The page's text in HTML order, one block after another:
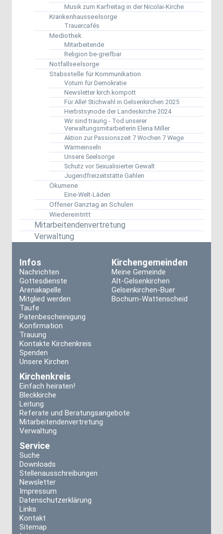
Musik zum Karfreitag in der Nicolai-Kirche
Krankenhausseelsorge
Trauercafés
Mediothek
Mitarbeitende
Religion be-greifbar
Notfallseelsorge
Stabsstelle für Kommunikation
Votum für Demokratie
Newsletter kirch.kompott
Für Alle! Stichwahl in Gelsenkirchen 2025
Herbstsynode der Landeskirche 2024
Wir sind traurig - Tod unserer
Verwaltungsmitarbeiterin Elena Miller
Aktion zur Passionszeit 7 Wochen 7 Wege
Wärmeinseln
Unsere Seelsorge
Schutz vor Sexualisierter Gewalt
Jugendfreizeitstätte Gahlen
Ökumene
Eine-Welt-Läden
Offener Ganztag an Schulen
Wiedereintritt
Mitarbeitendenvertretung
Verwaltung
Infos
Nachrichten
Gottesdienste
Arenakapelle
Mitglied werden
Taufe
Patenbescheinigung
Konfirmation
Trauung
Kontakte Kirchenkreis
Spenden
Unsere Kirchen
Kirchengemeinden
Meine Gemeinde
Alt-Gelsenkirchen
Gelsenkirchen-Buer
Bochum-Wattenscheid
Kirchenkreis
Einfach heiraten!
Bleckkirche
Leitung
Referate und Beratungsangebote
Mitarbeitendenvertretung
Verwaltung
Service
Suche
Downloads
Stellenausschreibungen
Newsletter
Impressum
Datenschutzerklärung
Links
Kontakt
Sitemap